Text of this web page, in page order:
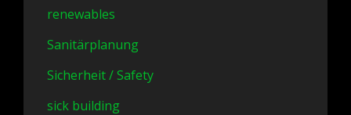
renewables
Sanitärplanung
Sicherheit / Safety
sick building